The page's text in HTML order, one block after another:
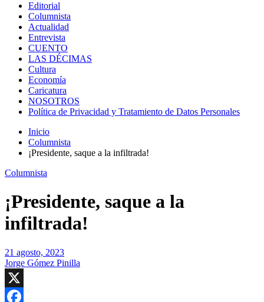
Editorial
Columnista
Actualidad
Entrevista
CUENTO
LAS DÉCIMAS
Cultura
Economía
Caricatura
NOSOTROS
Política de Privacidad y Tratamiento de Datos Personales
Inicio
Columnista
¡Presidente, saque a la infiltrada!
Columnista
¡Presidente, saque a la
infiltrada!
21 agosto, 2023
Jorge Gómez Pinilla
X